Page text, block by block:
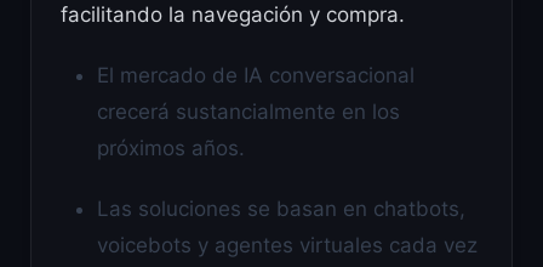
facilitando la navegación y compra.
El mercado de IA conversacional
crecerá sustancialmente en los
próximos años.
Las soluciones se basan en chatbots,
voicebots y agentes virtuales cada vez